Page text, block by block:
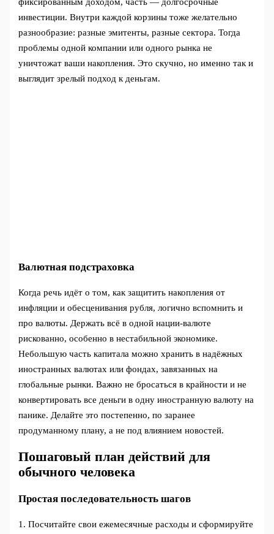
инвестиции. Внутри каждой корзины тоже желательно
разнообразие: разные эмитенты, разные сектора. Тогда
проблемы одной компании или одного рынка не
уничтожат ваши накопления. Это скучно, но именно так и
выглядит зрелый подход к деньгам.
Валютная подстраховка
Когда речь идёт о том, как защитить накопления от
инфляции и обесценивания рубля, логично вспомнить и
про валюты. Держать всё в одной нации‑валюте
рискованно, особенно в нестабильной экономике.
Небольшую часть капитала можно хранить в надёжных
иностранных валютах или фондах, завязанных на
глобальные рынки. Важно не бросаться в крайности и не
конвертировать все деньги в одну иностранную валюту на
панике. Делайте это постепенно, по заранее
продуманному плану, а не под влиянием новостей.
Пошаговый план действий для
обычного человека
Простая последовательность шагов
1. Посчитайте свои ежемесячные расходы и сформируйте